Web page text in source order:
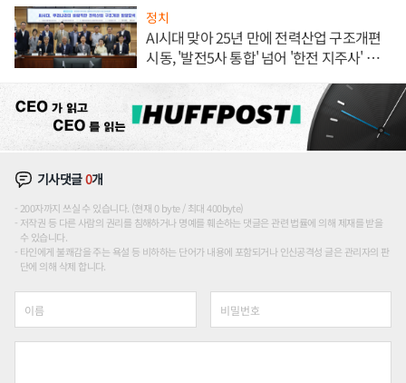
정치
AI시대 맞아 25년 만에 전력산업 구조개편
시동, '발전5사 통합' 넘어 '한전 지주사' 재편
기사댓글0개
200자까지 쓰실 수 있습니다. (현재 0 byte / 최대 400byte)
저작권 등 다른 사람의 권리를 침해하거나 명예를 훼손하는 댓글은 관련 법률에 의해 제재를 받을
수 있습니다.
타인에게 불쾌감을 주는 욕설 등 비하하는 단어가 내용에 포함되거나 인신공격성 글은 관리자의 판
단에 의해 삭제 합니다.